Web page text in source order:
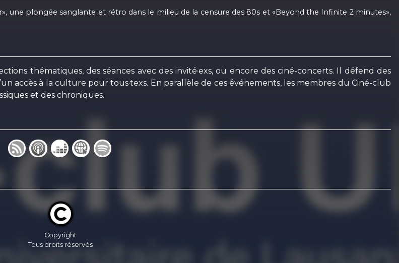
une plongée sanglante et rétro dans le milieu de la censure des 80s et «Beyond the Infinite 2 minutes»,
thématiques, des séances avec des invité·exs, ou encore des ciné-concerts. Il défend des
à la culture pour tous·texs. En parallèle de ces événements, les membres du Ciné-club
et des chroniques.
Copyright
Tous droits réservés